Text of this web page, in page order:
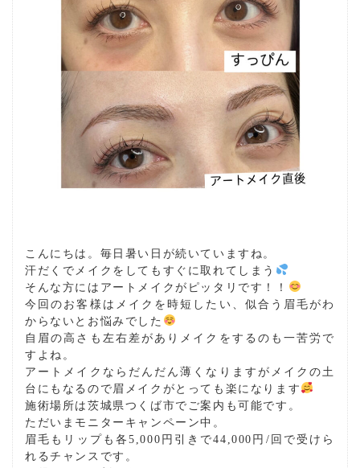
こんにちは。毎日暑い日が続いていますね。
汗だくでメイクをしてもすぐに取れてしまう
そんな方にはアートメイクがピッタリです！！
今回のお客様はメイクを時短したい、似合う眉毛がわ
からないとお悩みでした
自眉の高さも左右差がありメイクをするのも一苦労で
すよね。
アートメイクならだんだん薄くなりますがメイクの土
台にもなるので眉メイクがとっても楽になります
施術場所は茨城県つくば市でご案内も可能です。
ただいまモニターキャンペーン中。
眉毛もリップも各5,000円引きで44,000円/回で受けら
れるチャンスです。